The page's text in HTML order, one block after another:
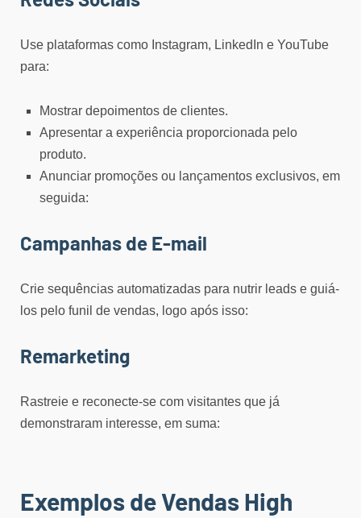
Use plataformas como Instagram, LinkedIn e YouTube
para:
Mostrar depoimentos de clientes.
Apresentar a experiência proporcionada pelo
produto.
Anunciar promoções ou lançamentos exclusivos, em
seguida:
Campanhas de E-mail
Crie sequências automatizadas para nutrir leads e guiá-
los pelo funil de vendas, logo após isso:
Remarketing
Rastreie e reconecte-se com visitantes que já
demonstraram interesse, em suma:
Exemplos de Vendas High